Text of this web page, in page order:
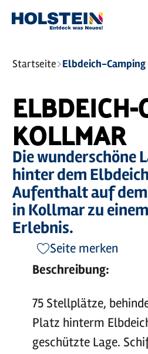
Sie
sind
Startseite Elbdeich-
KOLLMAR
Die wunderschöne
hinter dem
Aufenthalt auf
in Kollmar zu
Erlebnis.
Seite merken
Beschreibung:
75 Stellplätze,
Platz hinterm
geschützte Lage.